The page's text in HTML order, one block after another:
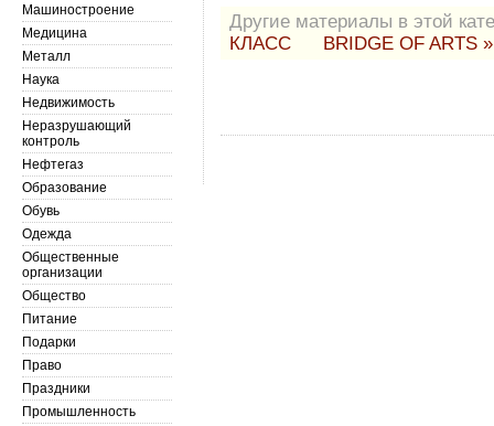
Другие материалы в этой
КЛАСС
BRIDGE OF ARTS »
Машиностроение
Медицина
Металл
Наука
Недвижимость
Неразрушающий
контроль
Нефтегаз
Образование
Обувь
Одежда
Общественные
организации
Общество
Питание
Подарки
Право
Праздники
Промышленность